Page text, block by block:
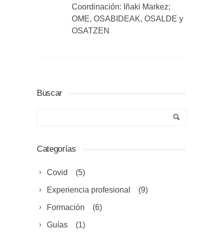
Coordinación: Iñaki Markez;
OME, OSABIDEAK, OSALDE y
OSATZEN
Buscar
Categorías
Covid (5)
Experiencia profesional (9)
Formación (6)
Guías (1)